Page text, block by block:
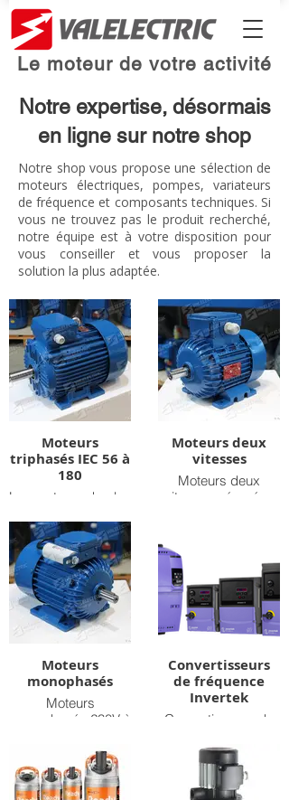
Le moteur de votre activité
Notre expertise, désormais
en ligne sur notre shop
Notre shop vous propose une sélection de
moteurs électriques, pompes, variateurs
de fréquence et composants techniques. Si
vous ne trouvez pas le produit recherché,
notre équipe est à votre disposition pour
vous conseiller et vous proposer la
solution la plus adaptée.
Moteurs
triphasés IEC 56 à
180
Les moteurs de plus
disponibles sur
demande
Moteurs deux
vitesses
Moteurs deux
vitesses séparées
Moteurs
monophasés
Moteurs
monophasés 230V à
standard ou à
démarrage renforcé
Convertisseurs
de fréquence
Invertek
Convertisseurs de
Optidrive E3 -
Monophasé et
triphasé - IP20 et